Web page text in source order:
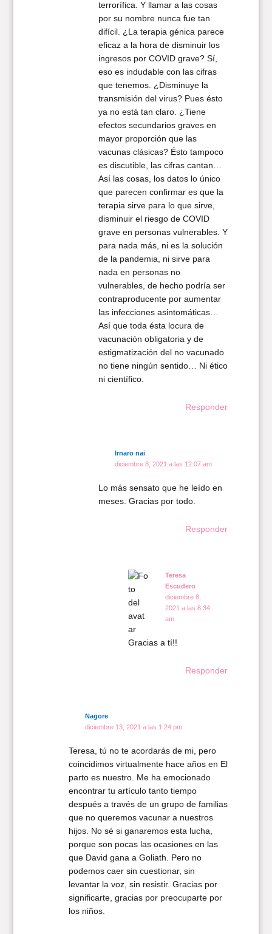
terrorífica. Y llamar a las cosas
por su nombre nunca fue tan
difícil. ¿La terapia génica parece
eficaz a la hora de disminuir los
ingresos por COVID grave? Sí,
eso es indudable con las cifras
que tenemos. ¿Disminuye la
transmisión del virus? Pues ésto
ya no está tan claro. ¿Tiene
efectos secundarios graves en
mayor proporción que las
vacunas clásicas? Ésto tampoco
es discutible, las cifras cantan…
Así las cosas, los datos lo único
que parecen confirmar es que la
terapia sirve para lo que sirve,
disminuir el riesgo de COVID
grave en personas vulnerables. Y
para nada más, ni es la solución
de la pandemia, ni sirve para
nada en personas no
vulnerables, de hecho podría ser
contraproducente por aumentar
las infecciones asintomáticas…
Así que toda ésta locura de
vacunación obligatoria y de
estigmatización del no vacunado
no tiene ningún sentido… Ni ético
ni científico.
Responder
Irnaro nai
diciembre 8, 2021 a las 12:07 am
Lo más sensato que he leído en
meses. Gracias por todo.
Responder
Teresa
Escudero
diciembre 8,
2021 a las 8:34
am
Gracias a tí!!
Responder
Nagore
diciembre 13, 2021 a las 1:24 pm
Teresa, tú no te acordarás de mi, pero
coincidimos virtualmente hace años en El
parto es nuestro. Me ha emocionado
encontrar tu artículo tanto tiempo
después a través de un grupo de familias
que no queremos vacunar a nuestros
hijos. No sé si ganaremos esta lucha,
porque son pocas las ocasiones en las
que David gana a Goliath. Pero no
podemos caer sin cuestionar, sin
levantar la voz, sin resistir. Gracias por
significarte, gracias por preocuparte por
los niños.